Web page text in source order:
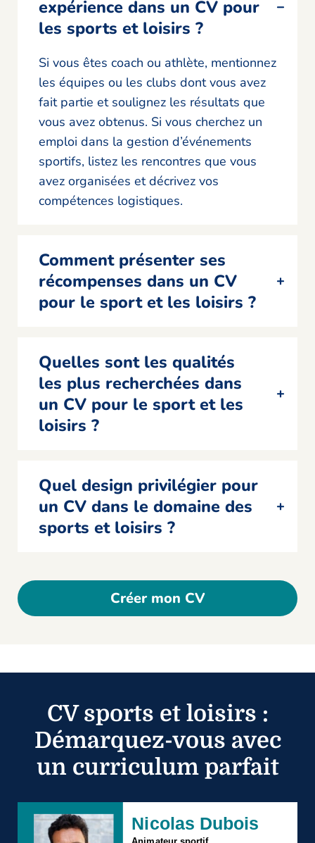
expérience dans un CV pour
les sports et loisirs ?
Si vous êtes coach ou athlète, mentionnez
les équipes ou les clubs dont vous avez
fait partie et soulignez les résultats que
vous avez obtenus. Si vous cherchez un
emploi dans la gestion d’événements
sportifs, listez les rencontres que vous
avez organisées et décrivez vos
compétences logistiques.
Comment présenter ses
récompenses dans un CV
pour le sport et les loisirs ?
Quelles sont les qualités
les plus recherchées dans
un CV pour le sport et les
loisirs ?
Quel design privilégier pour
un CV dans le domaine des
sports et loisirs ?
Créer mon CV
CV sports et loisirs :
Démarquez-vous avec
un curriculum parfait